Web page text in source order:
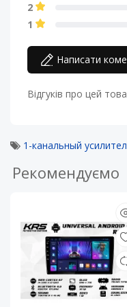
2
1
Написати
Відгуків про цей
1-канальный
Рекомендуємо